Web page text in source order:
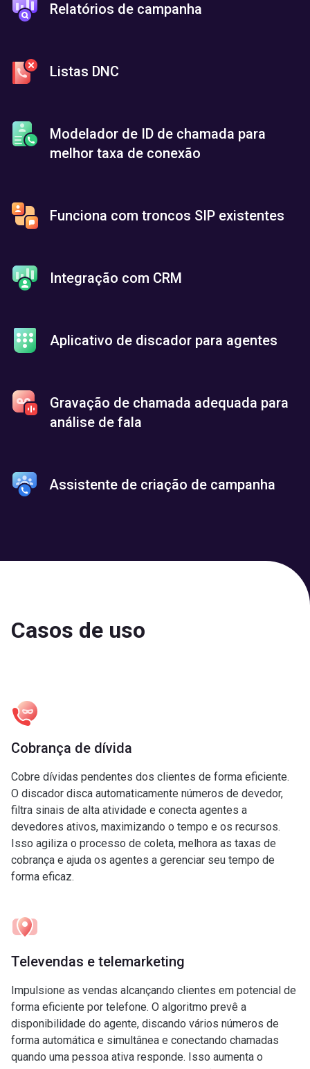
Relatórios de campanha
Listas DNC
Modelador de ID de chamada para
melhor taxa de conexão
Funciona com troncos SIP existentes
Integração com CRM
Aplicativo de discador para agentes
Gravação de chamada adequada para
análise de fala
Assistente de criação de campanha
Casos de uso
Cobrança de dívida
Cobre dívidas pendentes dos clientes de forma eficiente.
O discador disca automaticamente números de devedor,
filtra sinais de alta atividade e conecta agentes a
devedores ativos, maximizando o tempo e os recursos.
Isso agiliza o processo de coleta, melhora as taxas de
cobrança e ajuda os agentes a gerenciar seu tempo de
forma eficaz.
Televendas e telemarketing
Impulsione as vendas alcançando clientes em potencial de
forma eficiente por telefone. O algoritmo prevê a
disponibilidade do agente, discando vários números de
forma automática e simultânea e conectando chamadas
quando uma pessoa ativa responde. Isso aumenta o